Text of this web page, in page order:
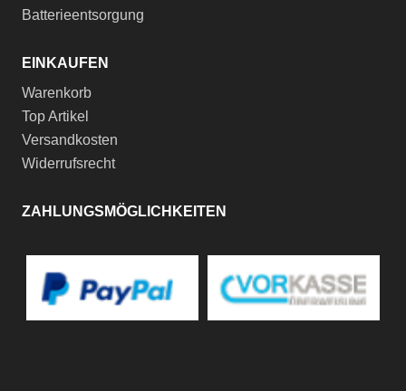
Batterieentsorgung
EINKAUFEN
Warenkorb
Top Artikel
Versandkosten
Widerrufsrecht
ZAHLUNGSMÖGLICHKEITEN